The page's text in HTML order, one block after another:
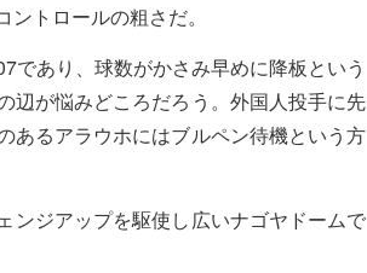
トロールの粗さだ。
であり、球数がかさみ早めに降板という
辺が悩みどころだろう。外国人投手に先
あるアラウホにはブルペン待機という方
ンジアップを駆使し広いナゴヤドームで